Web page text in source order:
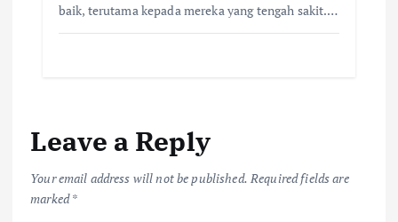
baik, terutama kepada mereka yang tengah sakit.…
Leave a Reply
Your email address will not be published. Required fields are
marked*